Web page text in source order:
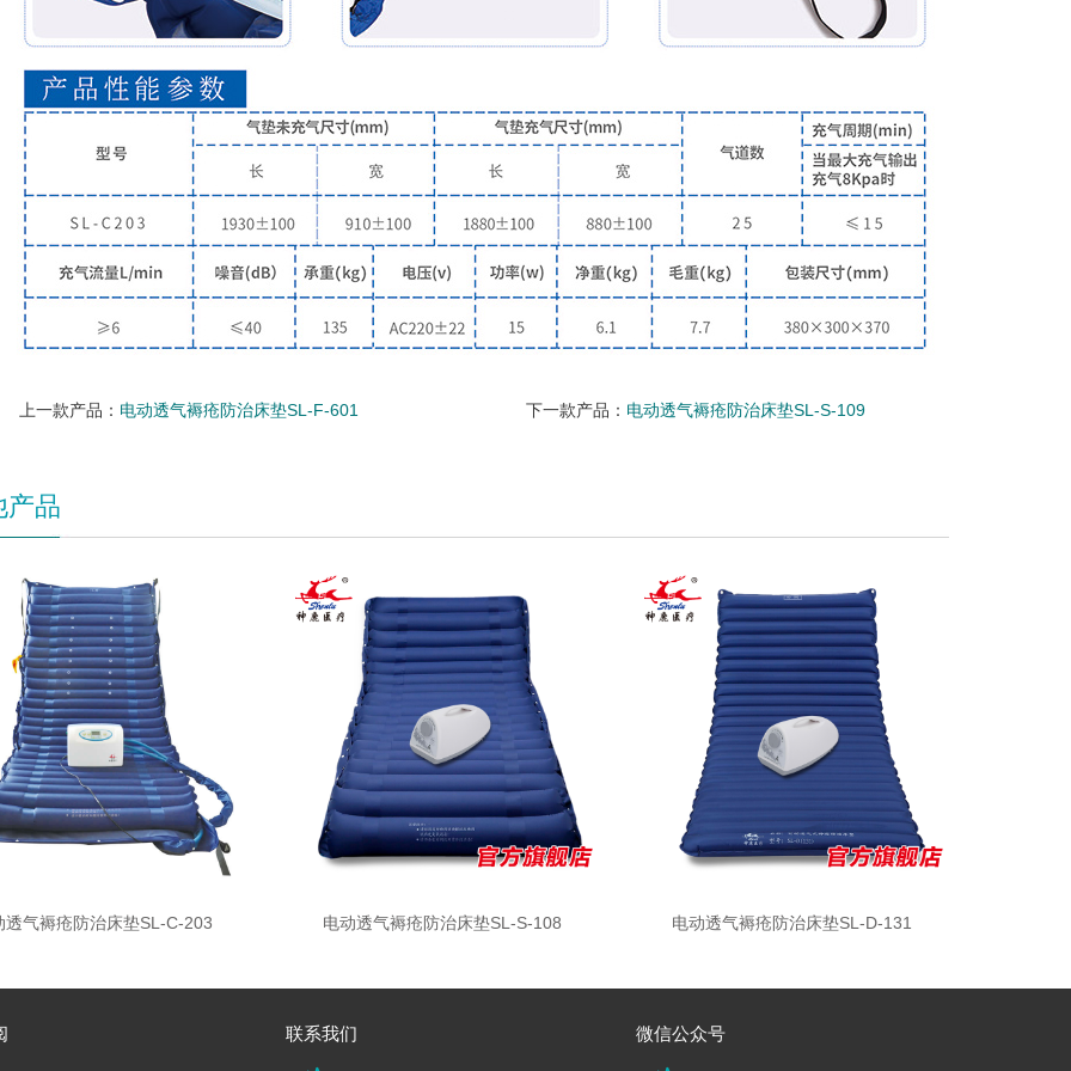
上一款产品： 电动透气褥疮防治床垫SL-F-601 下一款产品： 电动透气褥疮防治床垫SL-S-109
产品
透气褥疮防治床垫SL-C-203 电动透气褥疮防治床垫SL-S-108 电动透气褥疮防治床垫SL-D-131
联系我们 微信公众号